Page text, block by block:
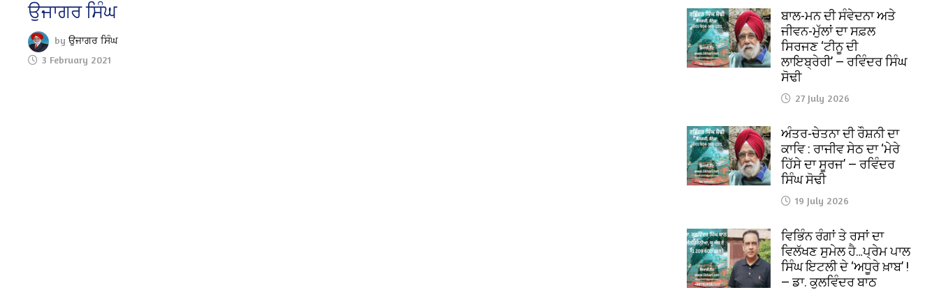
ਉਜਾਗਰ ਸਿੰਘ
byਉਜਾਗਰ ਸਿੰਘ
3 February 2021
ਬਾਲ-ਮਨ ਦੀ ਸੰਵੇਦਨਾ ਅਤੇ
ਜੀਵਨ-ਮੁੱਲਾਂ ਦਾ ਸਫ਼ਲ
ਸਿਰਜਣ ‘ਟੀਨੂ ਦੀ
ਲਾਇਬ੍ਰੇਰੀ’ — ਰਵਿੰਦਰ ਸਿੰਘ
ਸੋਢੀ
27 July 2026
ਅੰਤਰ-ਚੇਤਨਾ ਦੀ ਰੌਸ਼ਨੀ ਦਾ
ਕਾਵਿ : ਰਾਜੀਵ ਸੇਠ ਦਾ ‘ਮੇਰੇ
ਹਿੱਸੇ ਦਾ ਸੂਰਜ’ — ਰਵਿੰਦਰ
ਸਿੰਘ ਸੋਢੀ
19 July 2026
ਵਿਭਿੰਨ ਰੰਗਾਂ ਤੇ ਰਸਾਂ ਦਾ
ਵਿਲੱਖਣ ਸੁਮੇਲ ਹੈ…ਪ੍ਰੇਮ ਪਾਲ
ਸਿੰਘ ਇਟਲੀ ਦੇ ‘ਅਧੂਰੇ ਖ਼ਾਬ’ !
— ਡਾ. ਕੁਲਵਿੰਦਰ ਬਾਠ